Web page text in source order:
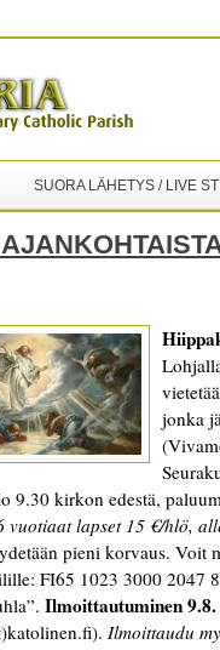
SUORA LÄHETYS / LIVE
jonka
9.30 kirkon edestä,
vuotiaat lapset 15 €/hlö,
pieni korvaus. Voit
FI65 1023 3000 2047
Ilmoittautuminen 9.8.
Ilmoittaudu